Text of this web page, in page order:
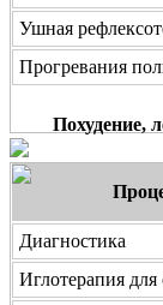
Ушная
Прогревания
Похудение,
Диагностика
Иглотерапия